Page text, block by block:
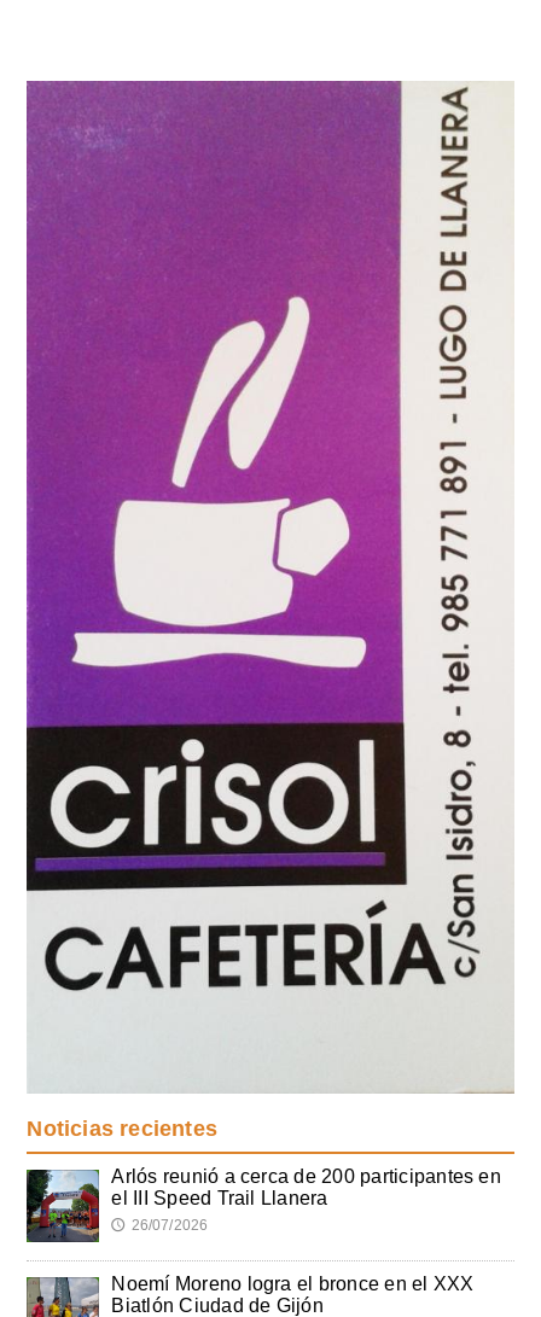
Noticias recientes
Arlós reunió a cerca de 200 participantes en
el III Speed Trail Llanera
🕔 26/07/2026
Noemí Moreno logra el bronce en el XXX
Biatlón Ciudad de Gijón